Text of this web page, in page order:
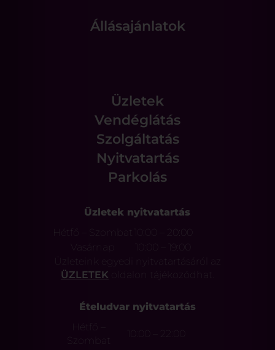
Állásajánlatok
Üzletek
Vendéglátás
Szolgáltatás
Nyitvatartás
Parkolás
Üzletek nyitvatartás
Hétfő – Szombat
10:00 – 20:00
Vasárnap
Üzleteink egyedi nyitvatartásáról az
ÜZLETEK oldalon tájékozódhat.
Ételudvar nyitvatartás
Hétfő –
Szombat
10:00 – 22:00